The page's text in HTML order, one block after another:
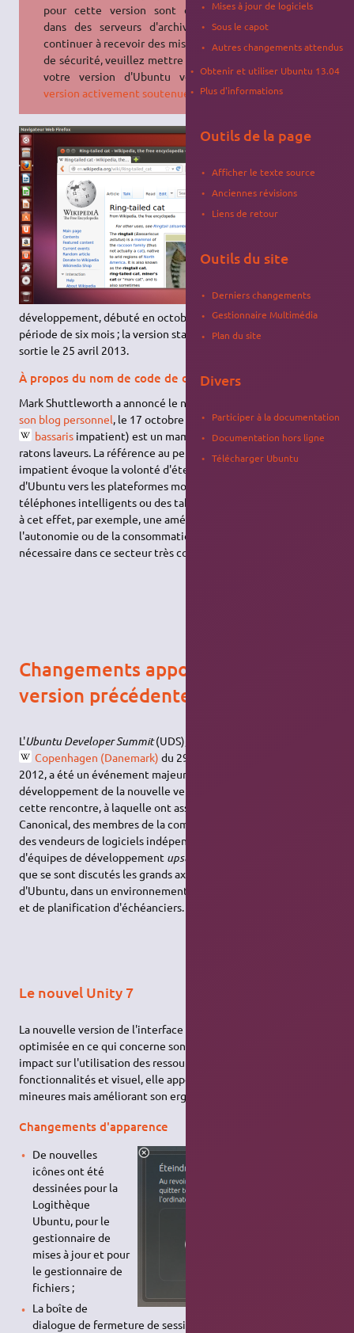
pour cette version sont déplacés
dans des serveurs d'archive. Pour
continuer à recevoir des mises à jour
de sécurité, veuillez mettre à niveau
votre version d'Ubuntu versune
version activement soutenue .
Ubuntu 13.04
The Raring
Bassaris
Trépignant
huitième
d'Ubuntu. Son
développement, débuté en octobre 2012, s'échelonne sur une
période de six mois ; la version stable, finale d'Ubuntu 13.04 est
sortie le 25 avril 2013.
À propos du nom de code de développement
Mark Shuttleworth a annoncé le nom de code dans
son blog personnel, le 17 octobre 2012.The Raring Ringtail(le
bassarisimpatient) est un mammifère de la famille des
ratons laveurs. La référence au petit animal, mince, agile et
impatient évoque la volonté d'étendre le développement
d'Ubuntu vers les plateformes mobiles, que ce soient des
téléphones intelligents ou des tablettes tactiles. On constate
à cet effet, par exemple, une amélioration de la gestion de
l'autonomie ou de la consommation mémoire et la course
nécessaire dans ce secteur très concurrentiel.
Changements apportés depuis la
version précédente
L'Ubuntu Developer Summit(UDS), qui s'est déroulé à
Copenhagen (Danemark) du 29 octobre au 1er novembre
2012, a été un événement majeur du processus de
développement de la nouvelle version d'Ubuntu. C'est durant
cette rencontre, à laquelle ont assisté des ingénieurs de
Canonical, des membres de la communauté, des partenaires,
des vendeurs de logiciels indépendants, des membres
d'équipes de développement upstream
que se sont discutés les grands axes de développement
d'Ubuntu, dans un environnement tourné autour de discussions
et de planification d'échéanciers.
Le nouvel Unity 7
La nouvelle version de l'interface Unity a été énormément
optimisée en ce qui concerne son temps de réaction et son
impact sur l'utilisation des ressources système. Côté
fonctionnalités et visuel, elle apporte quelques modifications
mineures mais améliorant son ergonomie et son esthétisme.
Changements d'apparence
De nouvelles
icônes ont été
dessinées pour la
Logithèque
Ubuntu, pour le
gestionnaire de
mises à jour et pour
le gestionnaire de
fichiers ;
La boîte de
dialogue de fermeture de session a été redessinée. Elle
Mises à jour de logiciels
Sous le capot
Autres changements attendus
Obtenir et utiliser Ubuntu 13.04
Plus d'informations
Outils de la page
Afficher le texte source
Anciennes révisions
Liens de retour
Outils du site
Derniers changements
Gestionnaire Multimédia
Plan du site
Divers
Participer à la documentation
Documentation hors ligne
Télécharger Ubuntu